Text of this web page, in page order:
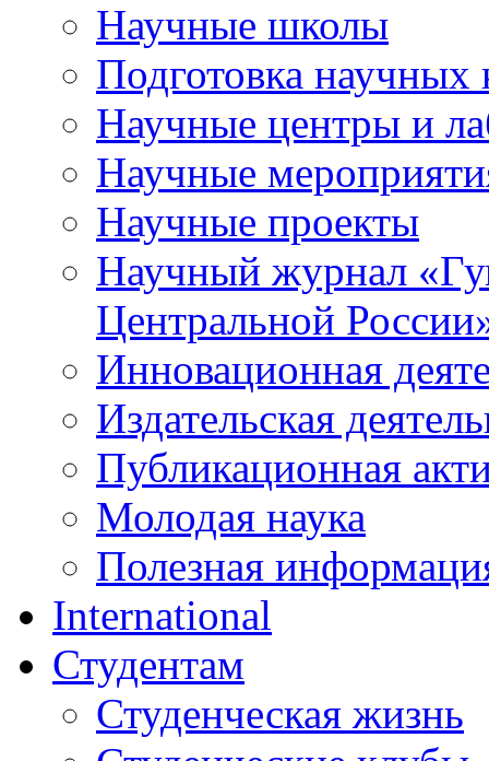
Научные школы
Подготовка научных
Научные центры и
Научные
Научные проекты
Научный журнал «
Центральной
Инновационная
Издательская
Публикационная
Молодая наука
Полезная
International
Студентам
Студенческая жизнь